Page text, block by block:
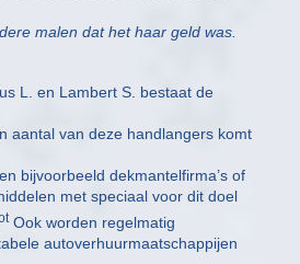
malen dat het haar geld was.
L. en Lambert S. bestaat de
aantal van deze handlangers komt
bijvoorbeeld dekmantelfirma’s of
met speciaal voor dit doel
Ook worden regelmatig
autoverhuurmaatschappijen